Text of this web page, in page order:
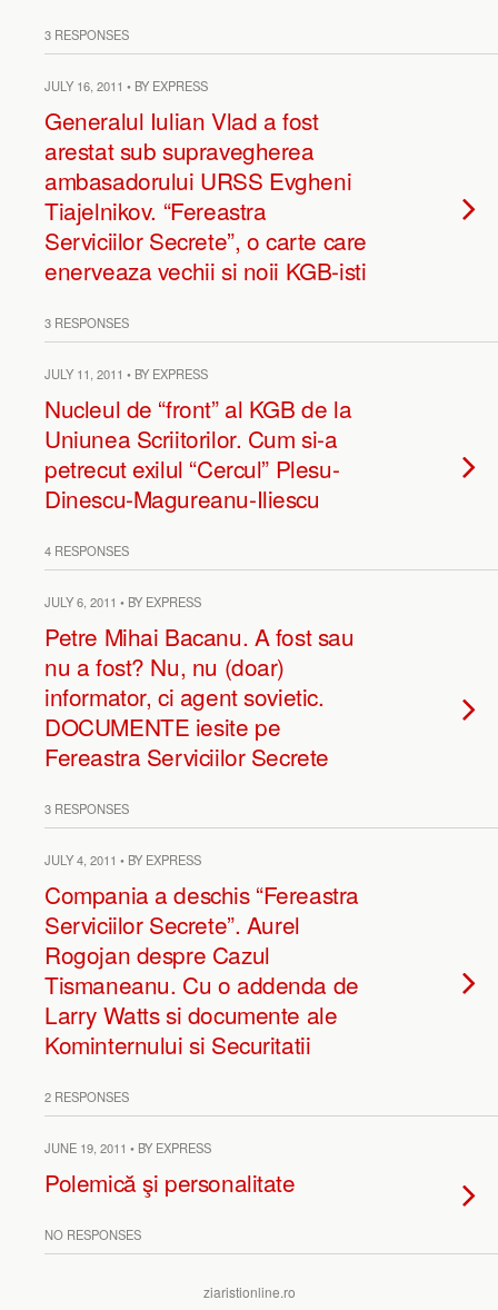
3 RESPONSES
JULY 16, 2011 • BY EXPRESS
Generalul Iulian Vlad a fost
arestat sub supravegherea
ambasadorului URSS Evgheni
Tiajelnikov. “Fereastra
Serviciilor Secrete”, o carte care
enerveaza vechii si noii KGB-isti
3 RESPONSES
JULY 11, 2011 • BY EXPRESS
Nucleul de “front” al KGB de la
Uniunea Scriitorilor. Cum si-a
petrecut exilul “Cercul” Plesu-
Dinescu-Magureanu-Iliescu
4 RESPONSES
JULY 6, 2011 • BY EXPRESS
Petre Mihai Bacanu. A fost sau
nu a fost? Nu, nu (doar)
informator, ci agent sovietic.
DOCUMENTE iesite pe
Fereastra Serviciilor Secrete
3 RESPONSES
JULY 4, 2011 • BY EXPRESS
Compania a deschis “Fereastra
Serviciilor Secrete”. Aurel
Rogojan despre Cazul
Tismaneanu. Cu o addenda de
Larry Watts si documente ale
Kominternului si Securitatii
2 RESPONSES
JUNE 19, 2011 • BY EXPRESS
Polemică şi personalitate
NO RESPONSES
ziaristionline.ro